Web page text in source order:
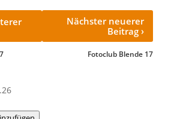
Nächster neuerer
Beitrag›
Fotoclub Blende 17